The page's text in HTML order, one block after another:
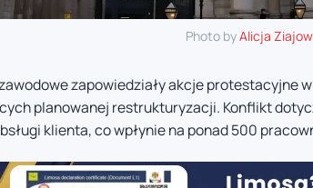
Photo byAlicja
zapowiedziały akcje protestacyjne
planowanej restrukturyzacji. Konflikt
klienta, co wpłynie na ponad 500